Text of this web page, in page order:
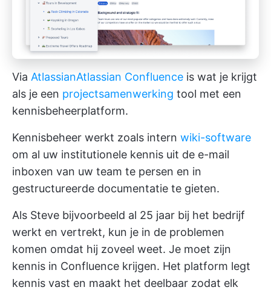
Via AtlassianAtlassian Confluence is wat je krijgt
als je een projectsamenwerking tool met een
kennisbeheerplatform.
Kennisbeheer werkt zoals intern wiki-software
om al uw institutionele kennis uit de e-mail
inboxen van uw team te persen en in
gestructureerde documentatie te gieten.
Als Steve bijvoorbeeld al 25 jaar bij het bedrijf
werkt en vertrekt, kun je in de problemen
komen omdat hij zoveel weet. Je moet zijn
kennis in Confluence krijgen. Het platform legt
kennis vast en maakt het deelbaar zodat elk